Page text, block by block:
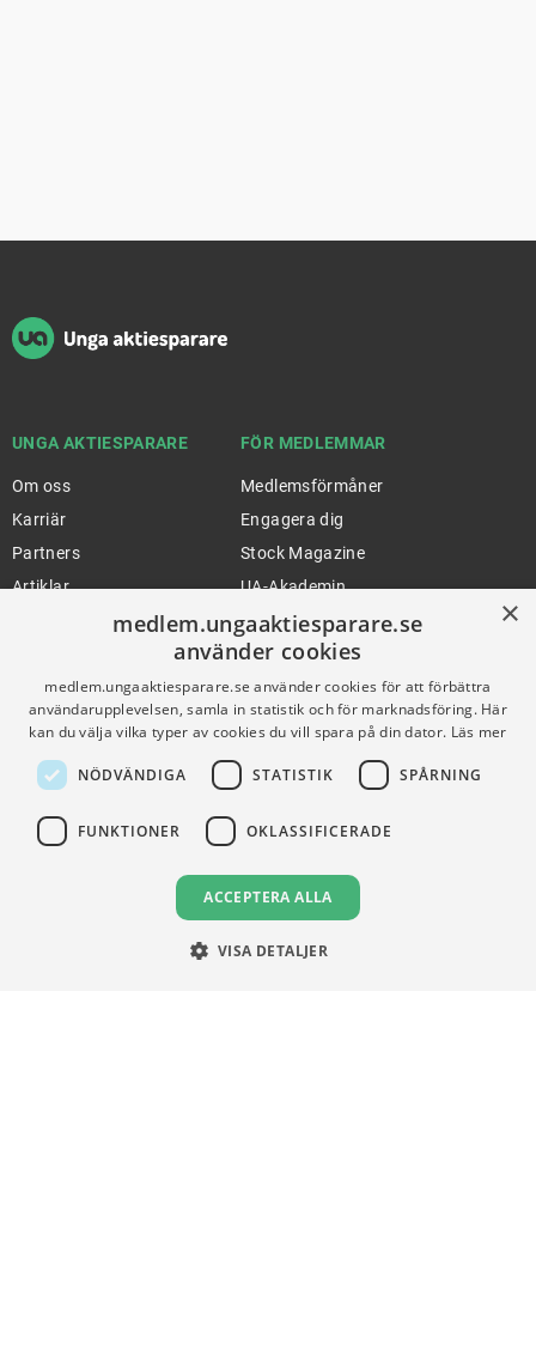
UNGA AKTIESPARARE
Om oss
Karriär
Partners
Artiklar
FÖR MEDLEMMAR
Medlemsförmåner
Engagera dig
Stock Magazine
UA-Akademin
Förnya medlemskap
FÖR SKOLOR
Ung Privatekonomi
HJÄLP
×
medlem.ungaaktiesparare.se
använder cookies
medlem.ungaaktiesparare.se använder cookies för att förbättra
användarupplevelsen, samla in statistik och för marknadsföring. Här
kan du välja vilka typer av cookies du vill spara på din dator. Läs mer
NÖDVÄNDIGA STATISTIK SPÅRNING
FUNKTIONER OKLASSIFICERADE
ACCEPTERA ALLA
VISA DETALJER